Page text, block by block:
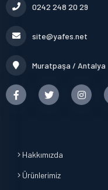
0242 248 20 29
site@yafes.net
Muratpaşa / Antalya
Hakkımızda
Ürünlerimiz